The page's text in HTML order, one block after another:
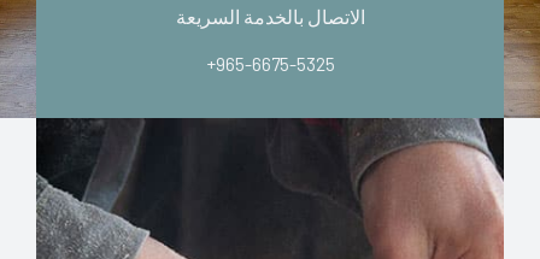
الاتصال بالخدمة السريعة
+965-6675-5325